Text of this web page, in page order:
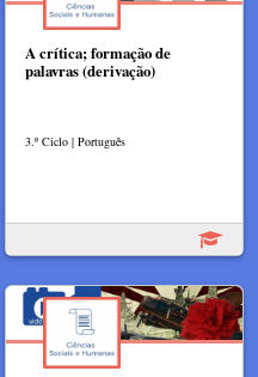
A crítica; formação de
palavras (derivação)
3.º Ciclo | Português